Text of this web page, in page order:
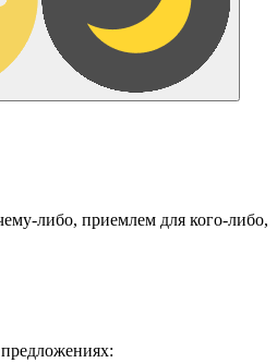
либо, приемлем для кого-либо,